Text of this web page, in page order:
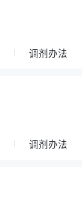
调剂办法
调剂办法